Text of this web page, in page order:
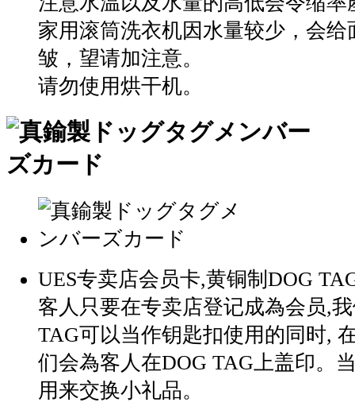
家用滚筒洗衣机因水量较少，会
皱，望请加注意。
请勿使用烘干机。
UES专卖店会员卡,黄铜制DOG
客人只要在专卖店登记成為会员,
TAG可以当作钥匙扣使用的同时,
们会為客人在DOG TAG上盖印。
用来交换小礼品。